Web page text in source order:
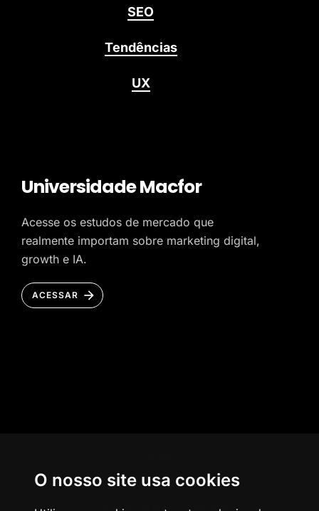
O nosso site usa cookies
SEO
Tendências
UX
Universidade Macfor
Acesse os estudos de mercado que
realmente importam sobre marketing digital,
growth e IA.
ACESSAR
AGÊNCIA